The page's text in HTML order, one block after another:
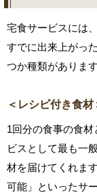
宅食サービスには
すでに出来上がっ
つか種類がありま
＜レシピ付き食材
1回分の食事の食
ビスとして最も一
材を届けてくれま
可能」といったサ